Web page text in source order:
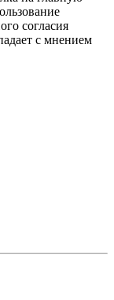
согласия
с мнением